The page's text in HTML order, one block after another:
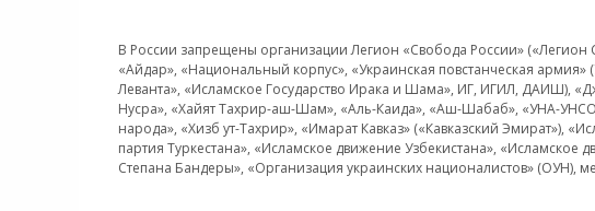
В России запрещены организации Легион «Свобода России» («Легион
«Айдар», «Национальный корпус», «Украинская повстанческая
Леванта», «Исламское Государство Ирака и Шама», ИГ, ИГИЛ, ДАИШ),
Нусра», «Хайят Тахрир-аш-Шам», «Аль-Каида», «Аш-Шабаб», «УНА-
народа», «Хизб ут-Тахрир», «Имарат Кавказ» («Кавказский Эмират»),
партия Туркестана», «Исламское движение Узбекистана»,
Степана Бандеры», «Организация украинских националистов» (ОУН),